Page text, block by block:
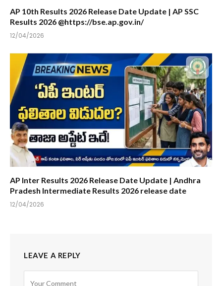
AP 10th Results 2026 Release Date Update | AP SSC
Results 2026 @https://bse.ap.gov.in/
12/04/2026
AP Inter Results 2026 Release Date Update | Andhra
Pradesh Intermediate Results 2026 release date
12/04/2026
LEAVE A REPLY